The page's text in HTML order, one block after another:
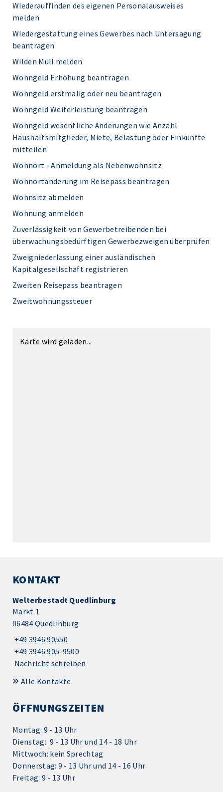
Wiederauffinden des eigenen Personalausweises
melden
Wiedergestattung eines Gewerbes nach Untersagung
beantragen
Wilden Müll melden
Wohngeld Erhöhung beantragen
Wohngeld erstmalig oder neu beantragen
Wohngeld Weiterleistung beantragen
Wohngeld wesentliche Änderungen wie Anzahl
Haushaltsmitglieder, Miete, Belastung oder Einkünfte
mitteilen
Wohnort - Anmeldung als Nebenwohnsitz
Wohnortänderung im Reisepass beantragen
Wohnsitz abmelden
Wohnung anmelden
Zuverlässigkeit von Gewerbetreibenden bei
überwachungsbedürftigen Gewerbezweigen überprüfen
Zweigniederlassung einer ausländischen
Kapitalgesellschaft registrieren
Zweiten Reisepass beantragen
Zweitwohnungssteuer
Karte wird geladen...
KONTAKT
Welterbestadt Quedlinburg
Markt 1
06484 Quedlinburg
+49 3946 90550
+49 3946 905-9500
Nachricht schreiben
Alle Kontakte
ÖFFNUNGSZEITEN
Montag: 9 - 13 Uhr
Dienstag: 9 - 13 Uhr und 14 - 18 Uhr
Mittwoch: kein Sprechtag
Donnerstag: 9 - 13 Uhr und 14 - 16 Uhr
Freitag: 9 - 13 Uhr